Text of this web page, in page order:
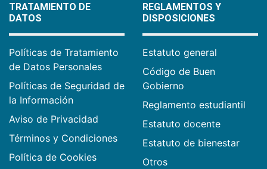
TRATAMIENTO DE
DATOS
Políticas de Tratamiento
de Datos Personales
Políticas de Seguridad de
la Información
Aviso de Privacidad
Términos y Condiciones
Política de Cookies
REGLAMENTOS Y
DISPOSICIONES
Estatuto general
Código de Buen
Gobierno
Reglamento estudiantil
Estatuto docente
Estatuto de bienestar
Otros